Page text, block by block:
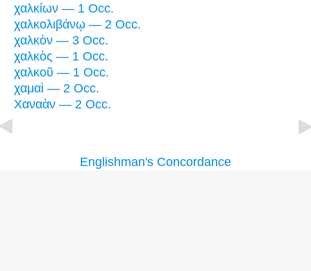
χαλκίων — 1 Occ.
χαλκολιβάνῳ — 2 Occ.
χαλκὸν — 3 Occ.
χαλκὸς — 1 Occ.
χαλκοῦ — 1 Occ.
χαμαὶ — 2 Occ.
Χαναὰν — 2 Occ.
Englishman's Concordance